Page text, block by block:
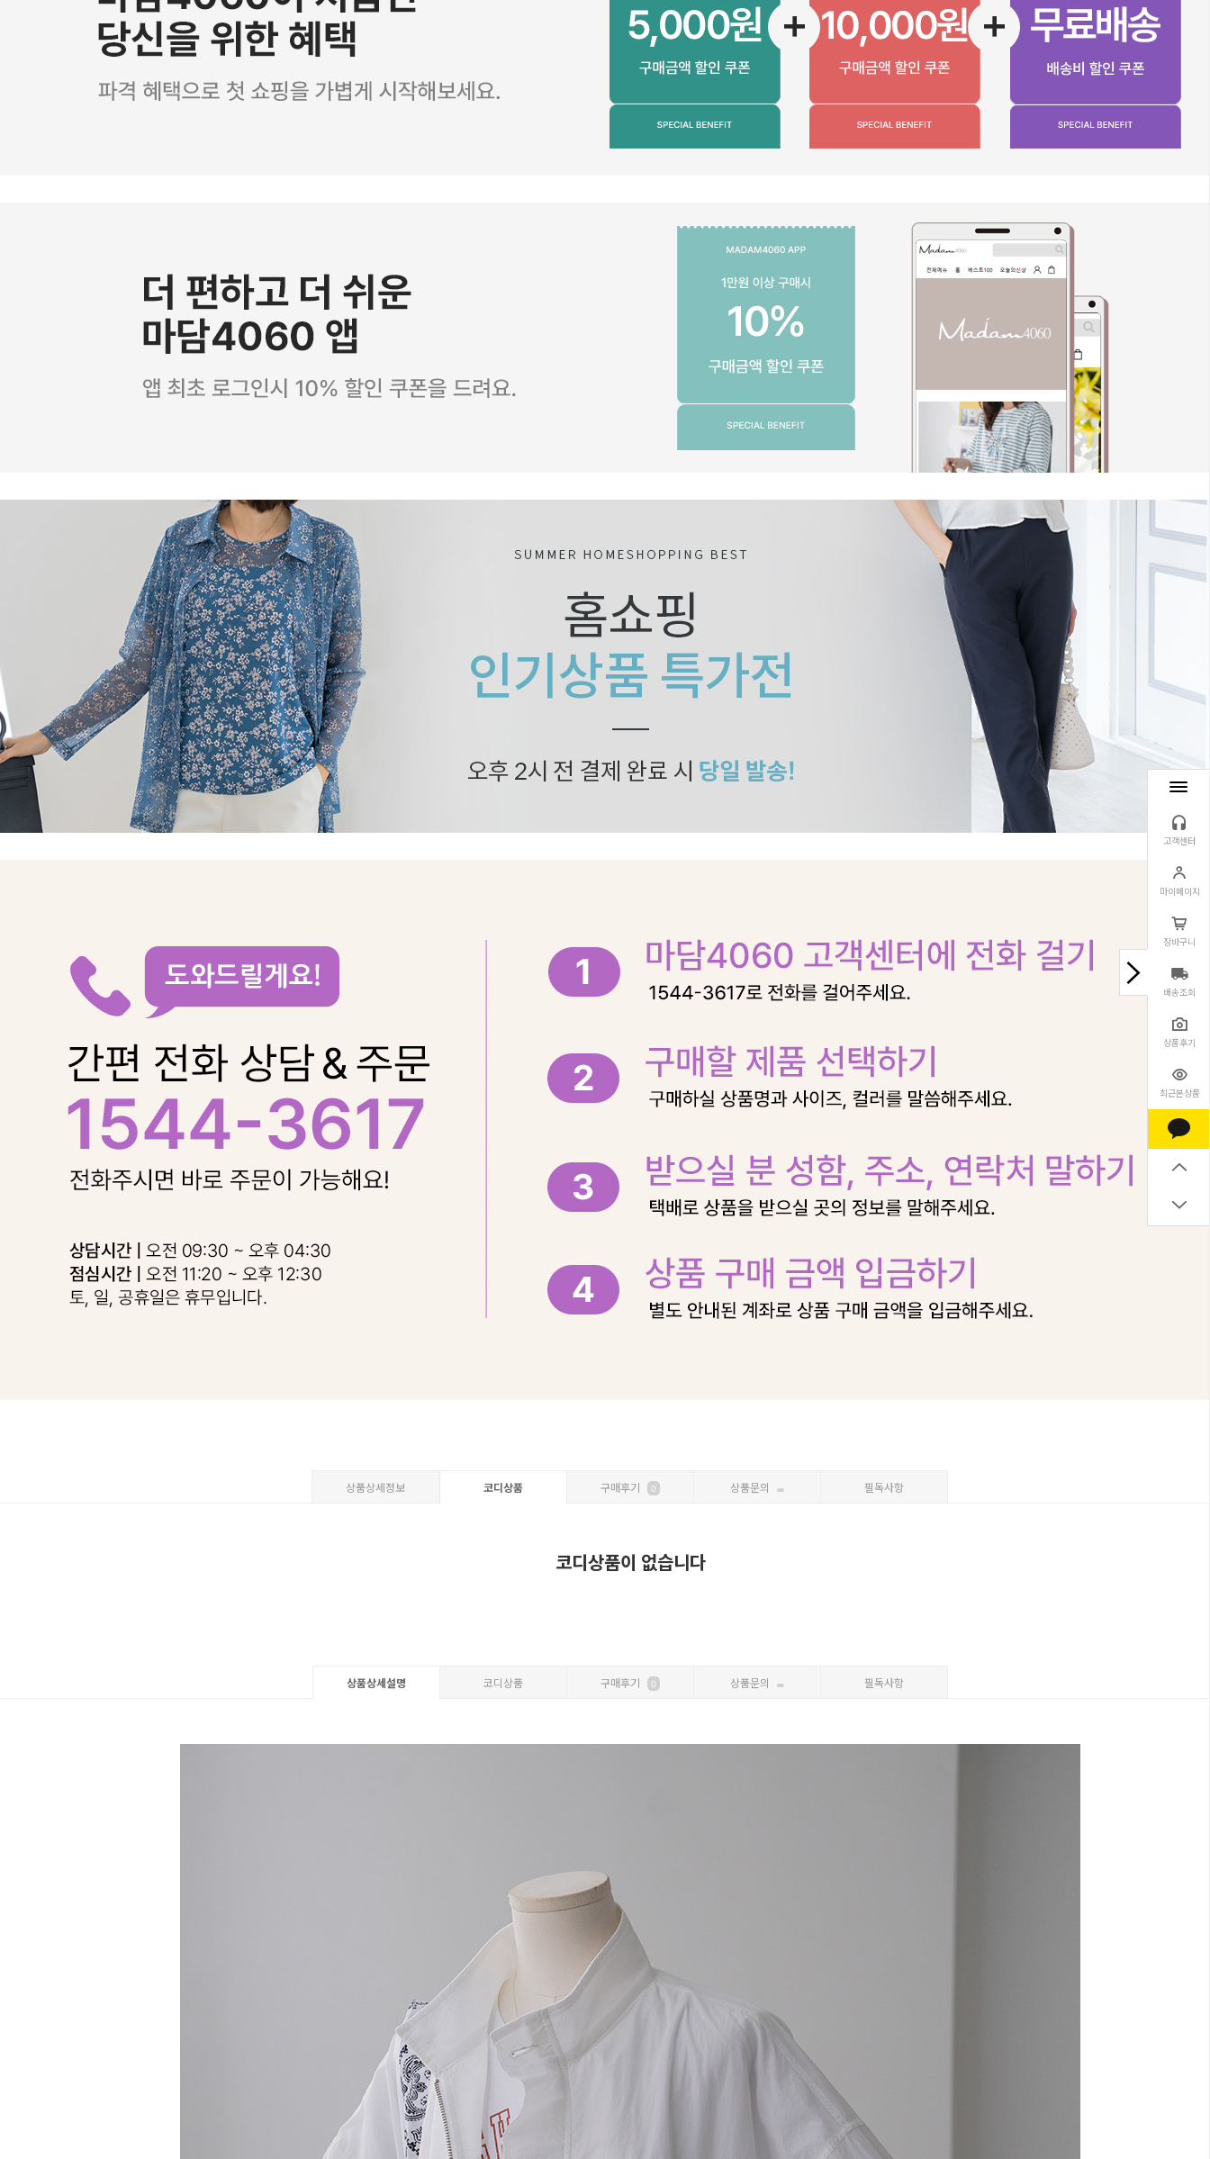
고객센터
마이페이지
장바구니
배송조회
상품후기
최근본상품
상품상세정보 코디상품 구매후기 0 상품문의 필독사항
코디상품이 없습니다
상품상세설명 코디상품 구매후기 0 상품문의 필독사항